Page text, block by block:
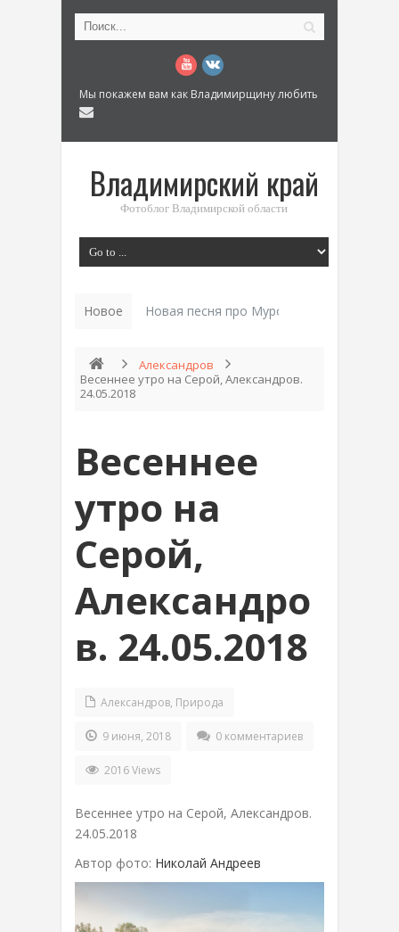
Мы покажем вам как Владимирщину любить
Владимирский край
Фотоблог Владимирской области
Новое Новая песня про Муром: «Былинный
Александров
Весеннее утро на Серой, Александров.
24.05.2018
Весеннее
утро на
Серой,
Александро
в. 24.05.2018
Александров, Природа
9 июня, 2018 0 комментариев
2016 Views
Весеннее утро на Серой, Александров.
24.05.2018
Автор фото: Николай Андреев